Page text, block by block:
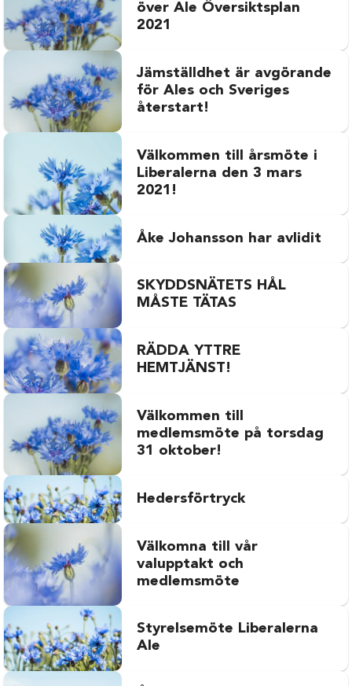
över Ale Översiktsplan
2021
Jämställdhet är avgörande
för Ales och Sveriges
återstart!
Välkommen till årsmöte i
Liberalerna den 3 mars
2021!
Åke Johansson har avlidit
SKYDDSNÄTETS HÅL
MÅSTE TÄTAS
RÄDDA YTTRE
HEMTJÄNST!
Välkommen till
medlemsmöte på torsdag
31 oktober!
Hedersförtryck
Välkomna till vår
valupptakt och
medlemsmöte
Styrelsemöte Liberalerna
Ale